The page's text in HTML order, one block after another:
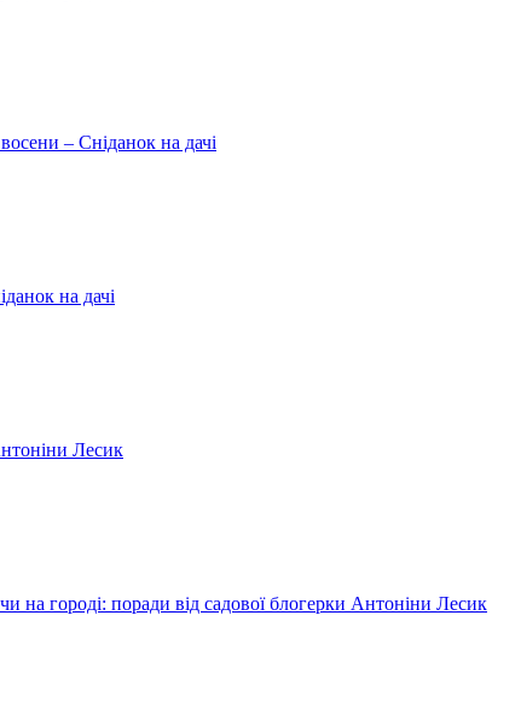
– Сніданок на дачі
на дачі
Лесик
на городі: поради від садової блогерки Антоніни Лесик